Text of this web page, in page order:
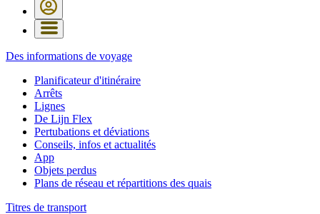
Des informations de voyage
Planificateur d'itinéraire
Arrêts
Lignes
De Lijn Flex
Pertubations et déviations
Conseils, infos et actualités
App
Objets perdus
Plans de réseau et répartitions des quais
Titres de transport